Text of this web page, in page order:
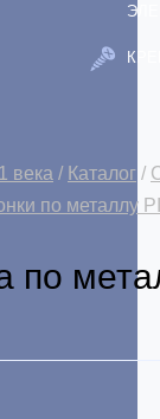
века / Каталог /
по металлу
по